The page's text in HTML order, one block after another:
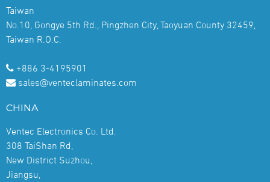
Taiwan
No.10, Gongye 5th Rd., Pingzhen City, Taoyuan County 32459,
Taiwan R.O.C.
+886 3-4195901
sales@venteclaminates.com
CHINA
Ventec Electronics Co. Ltd.
308 TaiShan Rd,
New District Suzhou,
Jiangsu,